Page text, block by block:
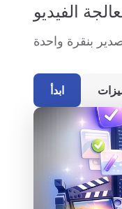
الفيديو
بنقرة واحدة
ابدأ